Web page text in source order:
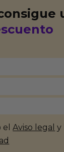
elAviso legal y